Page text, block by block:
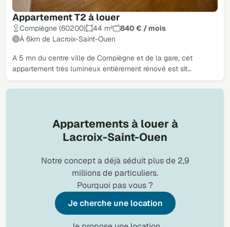
Appartement T2 à louer
Compiègne (60200) 44 m²
840 € / mois
À 6km de Lacroix-Saint-Ouen
A 5 mn du centre ville de Compiègne et de la gare, cet
appartement très lumineux entièrement rénové est sit…
Appartements à louer à
Lacroix-Saint-Ouen
Notre concept a déjà séduit plus de 2,9
millions de particuliers.
Pourquoi pas vous ?
Je cherche une location